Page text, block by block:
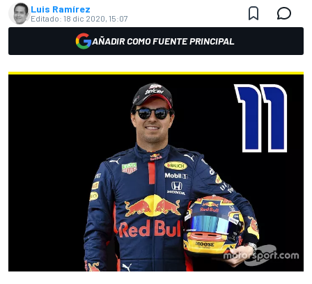
Luis Ramírez
Editado: 18 dic 2020, 15:07
AÑADIR COMO FUENTE PRINCIPAL